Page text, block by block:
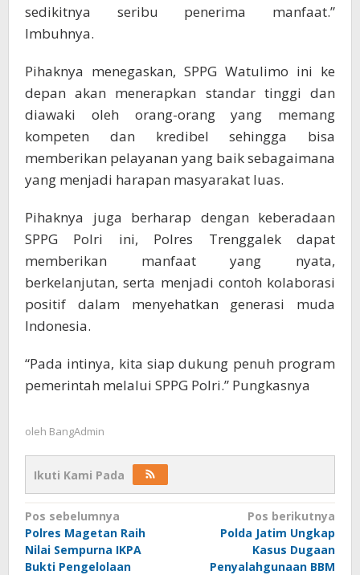
sedikitnya seribu penerima manfaat.”
Imbuhnya.
Pihaknya menegaskan, SPPG Watulimo ini ke
depan akan menerapkan standar tinggi dan
diawaki oleh orang-orang yang memang
kompeten dan kredibel sehingga bisa
memberikan pelayanan yang baik sebagaimana
yang menjadi harapan masyarakat luas.
Pihaknya juga berharap dengan keberadaan
SPPG Polri ini, Polres Trenggalek dapat
memberikan manfaat yang nyata,
berkelanjutan, serta menjadi contoh kolaborasi
positif dalam menyehatkan generasi muda
Indonesia.
“Pada intinya, kita siap dukung penuh program
pemerintah melalui SPPG Polri.” Pungkasnya
oleh BangAdmin
Ikuti Kami Pada
Navigasi
pos
Pos sebelumnya
Polres Magetan Raih
Nilai Sempurna IKPA
Bukti Pengelolaan
Pos berikutnya
Polda Jatim Ungkap
Kasus Dugaan
Penyalahgunaan BBM